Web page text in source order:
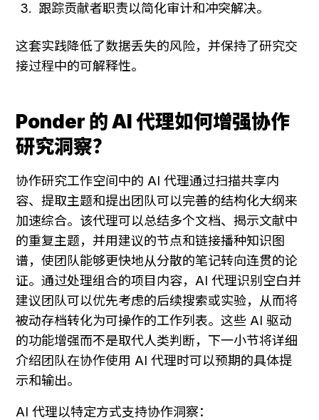
跟踪贡献者职责以简化审计和冲突解决。
这套实践降低了数据丢失的风险，并保持了研究交
接过程中的可解释性。
Ponder 的 AI 代理如何增强协作
研究洞察？
协作研究工作空间中的 AI 代理通过扫描共享内
容、提取主题和提出团队可以完善的结构化大纲来
加速综合。该代理可以总结多个文档、揭示文献中
的重复主题，并用建议的节点和链接播种知识图
谱，使团队能够更快地从分散的笔记转向连贯的论
证。通过处理组合的项目内容，AI 代理识别空白并
建议团队可以优先考虑的后续搜索或实验，从而将
被动存档转化为可操作的工作列表。这些 AI 驱动
的功能增强而不是取代人类判断，下一小节将详细
介绍团队在协作使用 AI 代理时可以预期的具体提
示和输出。
AI 代理以特定方式支持协作洞察：